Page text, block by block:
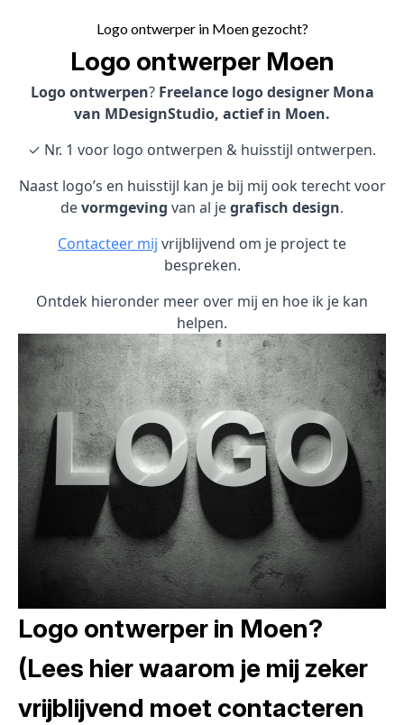
Logo ontwerper in Moen gezocht?
Logo ontwerper Moen
Logo ontwerpen? Freelance logo designer Mona
van MDesignStudio, actief in Moen.
✓ Nr. 1 voor logo ontwerpen & huisstijl ontwerpen.
Naast logo’s en huisstijl kan je bij mij ook terecht voor
devormgeving van al jegrafisch design.
Contacteer mij vrijblijvend om je project te
bespreken.
Ontdek hieronder meer over mij en hoe ik je kan
helpen.
Logo ontwerper in Moen?
(Lees hier waarom je mij zeker
vrijblijvend moet contacteren